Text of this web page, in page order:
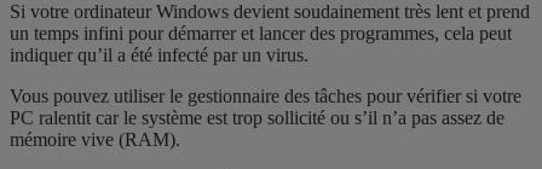
Si votre ordinateur Windows devient soudainement très lent et prend
un temps infini pour démarrer et lancer des programmes, cela peut
indiquer qu’il a été infecté par un virus.
Vous pouvez utiliser le gestionnaire des tâches pour vérifier si votre
PC ralentit car le système est trop sollicité ou s’il n’a pas assez de
mémoire vive (RAM).